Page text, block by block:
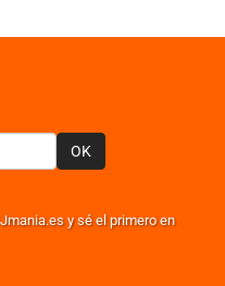
OK
y sé el primero en